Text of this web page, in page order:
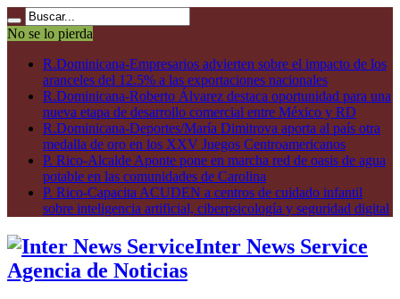
No se lo pierda
R.Dominicana-Empresarios advierten sobre el impacto de los
aranceles del 12.5% a las exportaciones nacionales
R.Dominicana-Roberto Álvarez destaca oportunidad para una
nueva etapa de desarrollo comercial entre México y RD
R.Dominicana-Deportes/María Dimitrova aporta al país otra
medalla de oro en los XXV Juegos Centroamericanos
P. Rico-Alcalde Aponte pone en marcha red de oasis de agua
potable en las comunidades de Carolina
P. Rico-Capacita ACUDEN a centros de cuidado infantil
sobre inteligencia artificial, ciberpsicología y seguridad digital
Inter News Service
Agencia de Noticias